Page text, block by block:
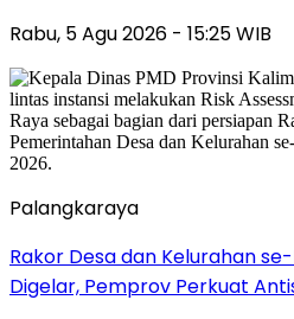
Rabu, 5 Agu 2026 - 15:25 WIB
Palangkaraya
Rakor Desa dan Kelurahan
Digelar, Pemprov Perkuat